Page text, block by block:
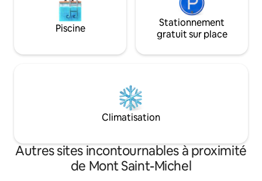
Piscine
Stationnement
gratuit sur place
Climatisation
Autres sites incontournables à proximité
de Mont Saint-Michel